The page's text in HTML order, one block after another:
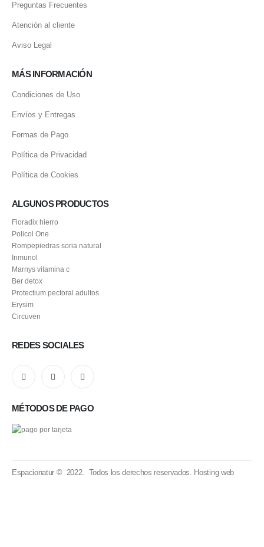
Preguntas Frecuentes
Atención al cliente
Aviso Legal
MÁS INFORMACIÓN
Condiciones de Uso
Envíos y Entregas
Formas de Pago
Política de Privacidad
Política de Cookies
ALGUNOS PRODUCTOS
Floradix hierro
Policol One
Rompepiedras soria natural
Inmunol
Marnys vitamina c
Ber detox
Protectium pectoral adultos
Erysim
Circuven
REDES SOCIALES
MÉTODOS DE PAGO
Espacionatur © 2022. Todos los derechos reservados. Hosting web